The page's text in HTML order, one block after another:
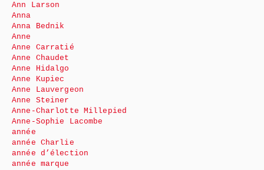
Ann Larson
Anna
Anna Bednik
Anne
Anne Carratié
Anne Chaudet
Anne Hidalgo
Anne Kupiec
Anne Lauvergeon
Anne Steiner
Anne-Charlotte Millepied
Anne-Sophie Lacombe
année
année Charlie
année d’élection
année marque